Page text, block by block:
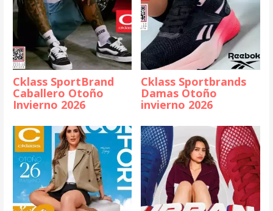
Cklass SportBrand
Caballero Otoño
Invierno 2026
Cklass Sportbrands
Damas Otoño
invierno 2026